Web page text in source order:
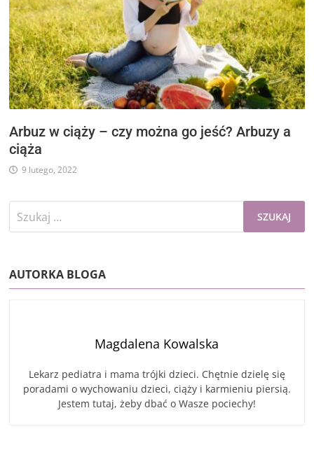
Arbuz w ciąży – czy można go jeść? Arbuzy a
ciąża
9 lutego, 2022
Szukaj:
AUTORKA BLOGA
Magdalena Kowalska
Lekarz pediatra i mama trójki dzieci. Chętnie dzielę się
poradami o wychowaniu dzieci, ciąży i karmieniu piersią.
Jestem tutaj, żeby dbać o Wasze pociechy!